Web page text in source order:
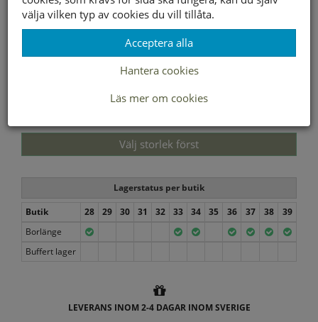
Välj storlek först
Lagerstatus per butik
Butik
28 29 30 31 32 33 34 35 36 37 38
39
Borlänge
Buffert lager
LEVERANS INOM 2-4 DAGAR INOM SVERIGE
välja vilken typ av cookies du vill tillåta.
Acceptera alla
Hantera cookies
Läs mer om cookies